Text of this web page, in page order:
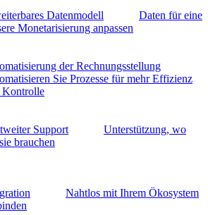
Datenmodell
Daten für eine
Monetarisierung anpassen
der Rechnungsstellung
Sie Prozesse für mehr Effizienz
Kontrolle
Support
Unterstützung, wo
brauchen
Nahtlos mit Ihrem Ökosystem